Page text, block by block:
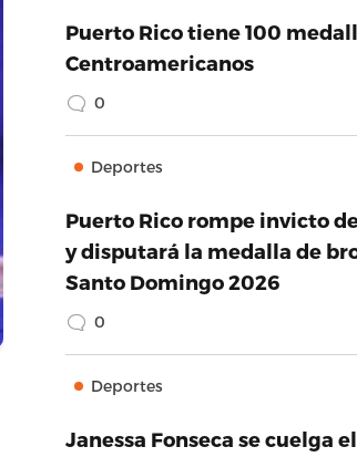
Puerto Rico tiene 100
Centroamericanos
0
Deportes
Puerto Rico rompe invicto
y disputará la medalla de
Santo Domingo 2026
0
Deportes
Janessa Fonseca se cuelga